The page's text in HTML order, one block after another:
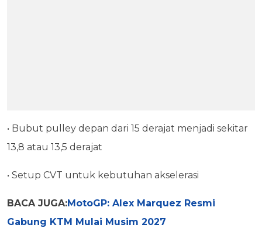
• Bubut pulley depan dari 15 derajat menjadi sekitar
13,8 atau 13,5 derajat
• Setup CVT untuk kebutuhan akselerasi
BACA JUGA:MotoGP: Alex Marquez Resmi
Gabung KTM Mulai Musim 2027